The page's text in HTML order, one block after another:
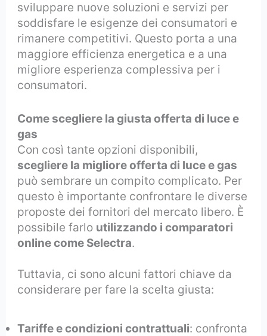
sviluppare nuove soluzioni e servizi per
soddisfare le esigenze dei consumatori e
rimanere competitivi. Questo porta a una
maggiore efficienza energetica e a una
migliore esperienza complessiva per i
consumatori.
Come scegliere la giusta offerta di luce e
gas
Con così tante opzioni disponibili,
scegliere la migliore offerta di luce e gas
può sembrare un compito complicato. Per
questo è importante confrontare le diverse
proposte dei fornitori del mercato libero. È
possibile farlo utilizzando i comparatori
online come Selectra.
Tuttavia, ci sono alcuni fattori chiave da
considerare per fare la scelta giusta:
Tariffe e condizioni contrattuali: confronta